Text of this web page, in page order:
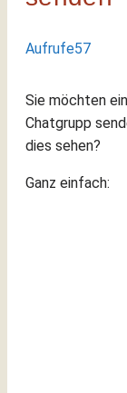
Aufrufe57
Sie möchten
Chatgrupp
dies sehen?
Ganz einfach: